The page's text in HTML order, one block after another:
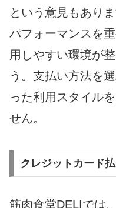
という意見もあり
パフォーマンスを
用しやすい環境が
う。支払い方法を
った利用スタイル
せん。
クレジットカード
筋肉食堂DELIでは